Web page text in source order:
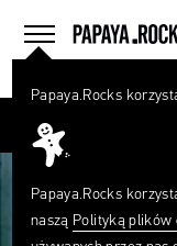
menu
home
Papaya.Rocks
Papaya.Rocks
naszą Polityką plików
Czego
szukasz?